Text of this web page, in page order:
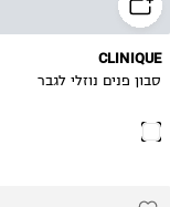
CLINIQUE
סבון פנים נוזלי לגבר